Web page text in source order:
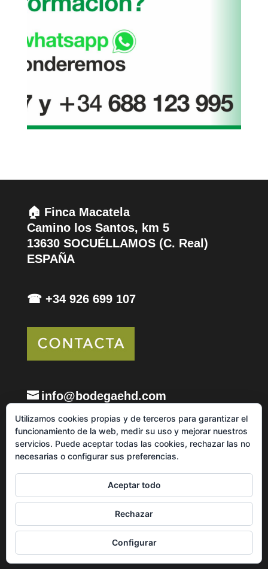
🏠 Finca Macatela
Camino los Santos, km 5
13630 SOCUÉLLAMOS (C. Real)
ESPAÑA
☎ +34 926 699 107
info@bodegaehd.com
Política de cookies
Política de venta, envíos y devoluciones
Copyright ©2020 by www.janubaweb.com
Utilizamos cookies propias y de terceros para garantizar el
funcionamiento de la web, medir su uso y mejorar nuestros
servicios. Puede aceptar todas las cookies, rechazar las no
necesarias o configurar sus preferencias.
Aceptar todo
Rechazar
Configurar